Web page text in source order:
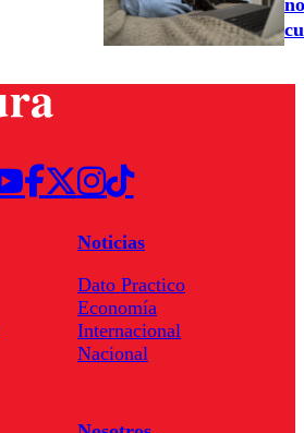
Noticias
Dato Practico
Economía
Internacional
Nacional